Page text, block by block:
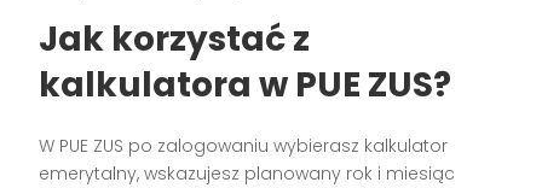
Jak korzystać z
kalkulatora w PUE ZUS?
W PUE ZUS po zalogowaniu wybierasz kalkulator
emerytalny, wskazujesz planowany rok i miesiąc